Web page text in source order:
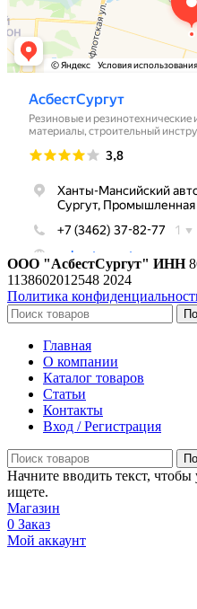
ООО "АсбестСургут" ИНН
1138602012548 2024
Политика
Главная
О компании
Каталог товаров
Статьи
Контакты
Вход / Регистрация
Начните вводить текст,
ищете.
Магазин
0 Заказ
Мой аккаунт